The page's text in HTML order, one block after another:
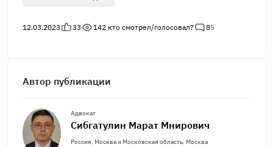
12.03.2023 33 142 кто смотрел/голосовал? 85
Автор публикации
Адвокат
Сибгатулин Марат Мнирович
Россия, Москва и Московская область, Москва